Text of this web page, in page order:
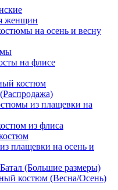
женщин
на осень и весну
на флисе
костюм
из плащевки на
из флиса
плащевки на осень и
(Большие размеры)
костюм (Весна/Осень)